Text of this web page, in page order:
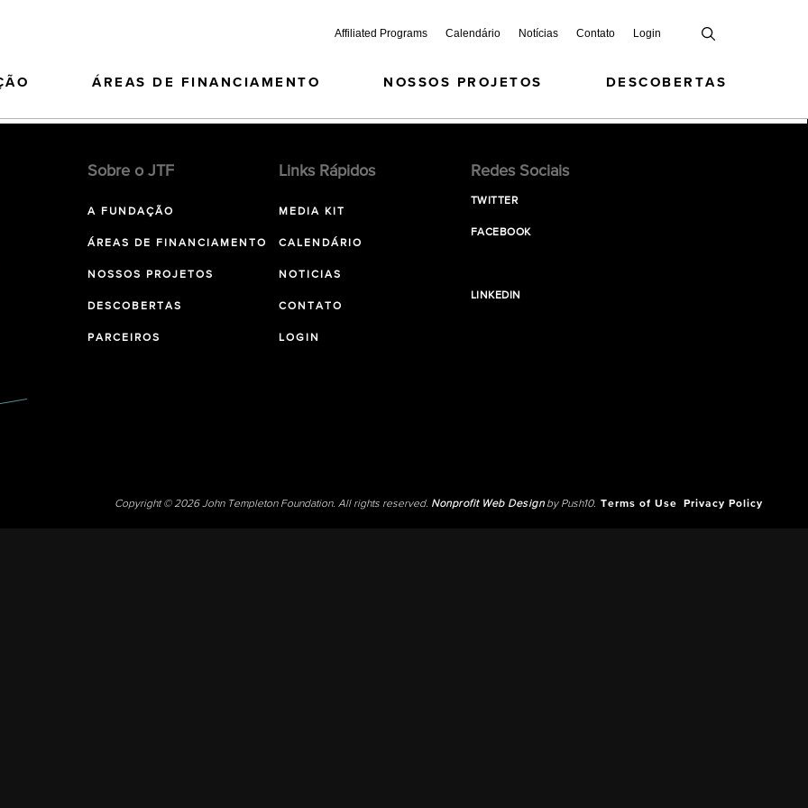
Affiliated Programs Calendário Notícias Contato Login
ÁREAS DE FINANCIAMENTO NOSSOS PROJETOS DESCOBERTAS
Sobre o JTF
A FUNDAÇÃO
ÁREAS DE FINANCIAMENTO
NOSSOS PROJETOS
DESCOBERTAS
PARCEIROS
Links Rápidos
MEDIA KIT
CALENDÁRIO
NOTICIAS
CONTATO
LOGIN
Redes Sociais
TWITTER
FACEBOOK
LINKEDIN
Copyright © 2026 John Templeton Foundation. All rights reserved. Nonprofit Web Designby Push10. Terms of Use Privacy Policy